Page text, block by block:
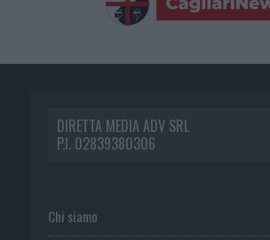
DIRETTA MEDIA ADV SRL
P.I. 02839380306
Chi siamo